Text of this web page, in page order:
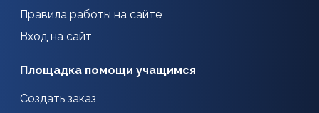
Правила работы на сайте
Вход на сайт
Площадка помощи учащимся
Создать заказ